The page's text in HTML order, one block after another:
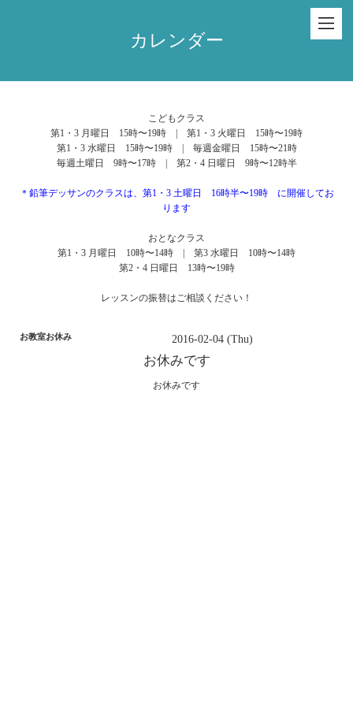
カレンダー
こどもクラス
第1・3 月曜日 15時〜19時 | 第1・3 火曜日 15時〜19時
第1・3 水曜日 15時〜19時 | 毎週金曜日 15時〜21時
毎週土曜日 9時〜17時 | 第2・4 日曜日 9時〜12時半
＊鉛筆デッサンのクラスは、第1・3 土曜日 16時半〜19時 に開催してお
ります
おとなクラス
第1・3 月曜日 10時〜14時 | 第3 水曜日 10時〜14時
第2・4 日曜日 13時〜19時
レッスンの振替はご相談ください！
お教室お休み 2016-02-04 (Thu)
お休みです
お休みです